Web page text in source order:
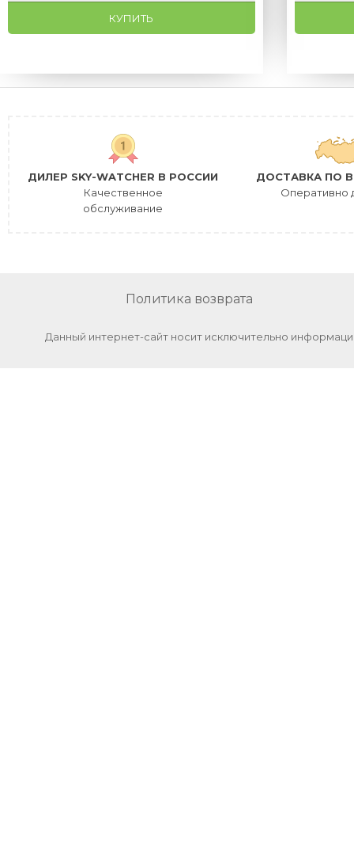
КУПИТЬ
ДИЛЕР SKY-WATCHER В РОССИИ
Качественное
обслуживание
ДОСТАВКА ПО
Оперативно
Политика возврата
Данный интернет-сайт носит исключительно